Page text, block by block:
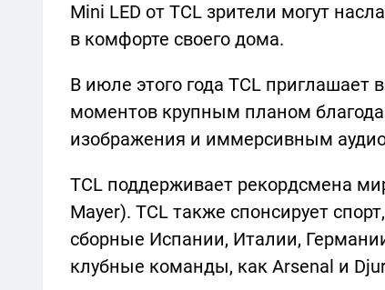
Mini LED от TCL зрители могут
в комфорте своего дома.
В июле этого года TCL приглашает
моментов крупным планом
изображения и иммерсивным
TCL поддерживает рекордсмена
Mayer). TCL также спонсирует
сборные Испании, Италии,
клубные команды, как Arsenal и